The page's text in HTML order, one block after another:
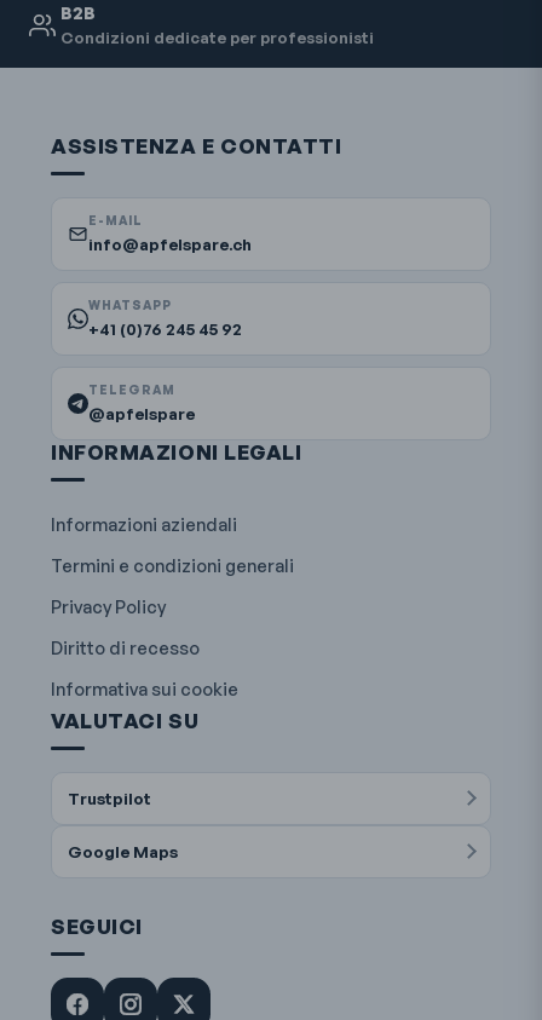
B2B
Condizioni dedicate per professionisti
ASSISTENZA E CONTATTI
E-MAIL
info@apfelspare.ch
WHATSAPP
+41 (0)76 245 45 92
TELEGRAM
@apfelspare
INFORMAZIONI LEGALI
Informazioni aziendali
Termini e condizioni generali
Privacy Policy
Diritto di recesso
Informativa sui cookie
VALUTACI SU
Trustpilot
Google Maps
SEGUICI